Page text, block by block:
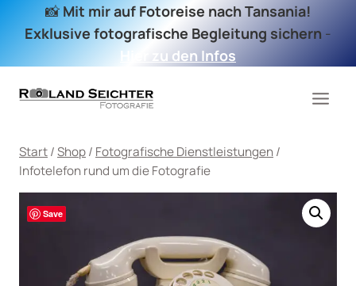
Inhalt
📸 Mit mir auf Fotoreise nach Tansania!
Exklusive fotografische Begleitung sichern -
Hier zu den Infos
Start/Shop/ Fotografische Dienstleistungen/
Infotelefon rund um die Fotografie
Save